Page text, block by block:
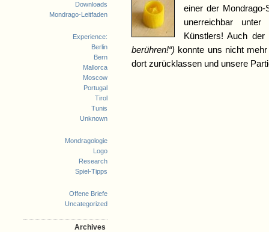
Downloads
Mondrago-Leitfaden
Experience:
Berlin
Bern
Mallorca
Moscow
Portugal
Tirol
Tunis
Unknown
Mondragologie
Logo
Research
Spiel-Tipps
Offene Briefe
Uncategorized
Archives
einer der
unerreichbar
Künstlers! Auch
berühren!“) konnte uns nicht
dort zurücklassen und unsere